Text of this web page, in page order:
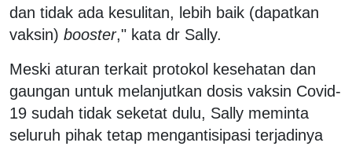
dan tidak ada kesulitan, lebih baik (dapatkan
vaksin) booster," kata dr Sally.
Meski aturan terkait protokol kesehatan dan
gaungan untuk melanjutkan dosis vaksin Covid-
19 sudah tidak seketat dulu, Sally meminta
seluruh pihak tetap mengantisipasi terjadinya